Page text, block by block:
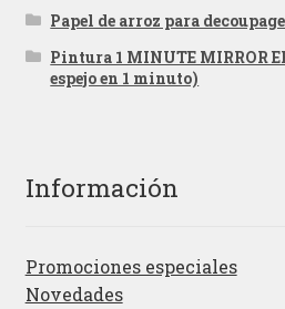
Papel de arroz para
Pintura 1 MINUTE MIRROR
espejo en 1 minuto)
Información
Promociones especiales
Novedades